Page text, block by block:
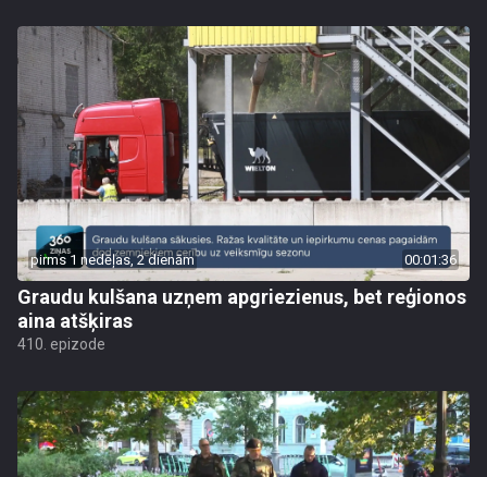
pirms 1 nedēļas, 2 dienām 00:01:36
Graudu kulšana uzņem apgriezienus, bet reģionos
aina atšķiras
410. epizode